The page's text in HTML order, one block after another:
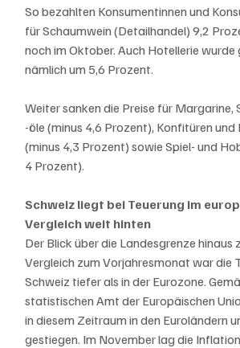
So bezahlten Konsumentinnen und
für Schaumwein (Detailhandel) 9,2
noch im Oktober. Auch Hotellerie wurde
nämlich um 5,6 Prozent.
Weiter sanken die Preise für Margarine,
-öle (minus 4,6 Prozent), Konfitüren und
(minus 4,3 Prozent) sowie Spiel- und
4 Prozent).
Schweiz liegt bei Teuerung im
Vergleich weit hinten
Der Blick über die Landesgrenze hinaus
Vergleich zum Vorjahresmonat war die
Schweiz tiefer als in der Eurozone.
statistischen Amt der Europäischen
in diesem Zeitraum in den Euroländern
gestiegen. Im November lag die